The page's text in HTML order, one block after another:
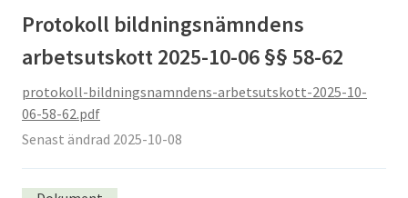
Protokoll bildningsnämndens
arbetsutskott 2025-10-06 §§ 58-62
protokoll-bildningsnamndens-arbetsutskott-2025-10-
06-58-62.pdf
Senast ändrad 2025-10-08